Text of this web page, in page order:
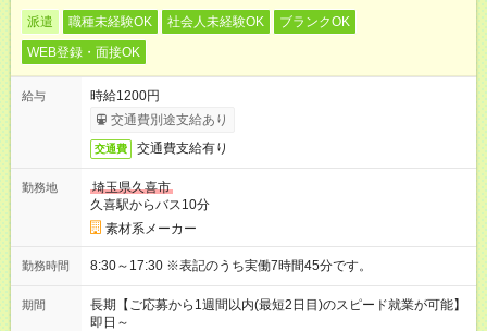
派遣 職種未経験OK 社会人未経験OK
ブランクOK
WEB登録・面接OK
給与
時給1200円
交通費別途支給あり
交通費 交通費支給有り
勤務地
埼玉県久喜市
久喜駅からバス10分
素材系メーカー
勤務時間 8:30～17:30 ※表記のうち実働7時間45分です。
期間
長期【ご応募から1週間以内(最短2日目)のスピード就業が可能】
即日～